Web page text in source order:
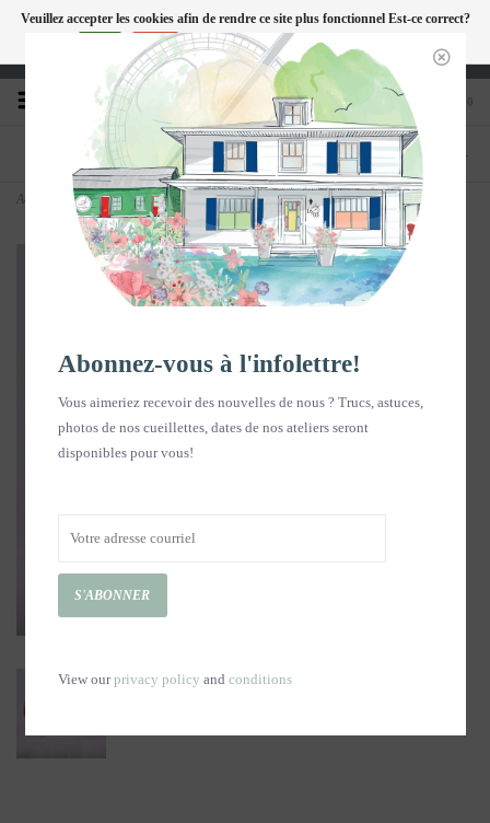
FC
Heures d'ouverture : Disponible sur Google
0
TÉLÉPHONE
418-240-6181
BOUTIQUE
1603, chemin des Coudriers, L'Isle-aux-
Coudres
Accueil Tasse Le 1603 - Fleurs Sauvages
Veuillez accepter les cookies afin de rendre ce site plus fonctionnel Est-ce correct?
Non En savoir plus sur les témoins (cookies) »
Abonnez-vous à l'infolettre!
Vous aimeriez recevoir des nouvelles de nous ? Trucs, astuces,
photos de nos cueillettes, dates de nos ateliers seront
disponibles pour vous!
S'ABONNER
View ourprivacy policy and conditions